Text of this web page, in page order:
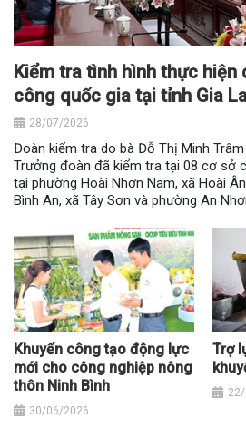
Kiểm tra tình hình thực hiện
công quốc gia tại tỉnh Gia
28/07/2026
Đoàn kiểm tra do bà Đỗ Thị Minh
Trưởng đoàn đã kiểm tra tại 08 cơ sở
tại phường Hoài Nhơn Nam, xã Hoài
Bình An, xã Tây Sơn và phường An
Khuyến công tạo động lực
mới cho công nghiệp nông
thôn Ninh Bình
30/06/2026
Trợ